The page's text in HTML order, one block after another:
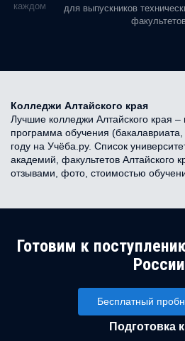
в каждом
для выпускников
Колледжи Алтайского края
Лучшие колледжи Алтайского края
программа обучения
году на Учёба.ру. Список
академий, факультетов Алтайского
отзывами, фото, стоимостью
Готовим к
России
Бесплатный
Подготовка